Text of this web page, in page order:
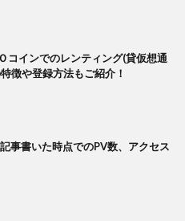
コインでのレンティング(貸仮想通
徴や登録方法もご紹介！
事書いた時点でのPV数、アクセス